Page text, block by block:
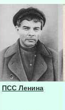
ПСС Ленина